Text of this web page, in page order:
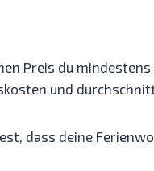
Preis du
und
dass deine